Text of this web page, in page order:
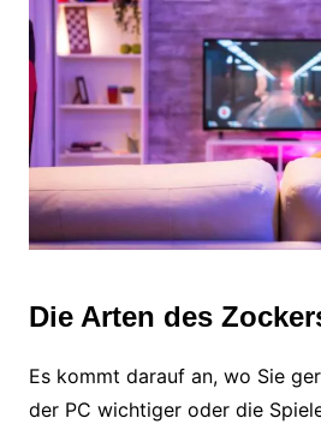
Die Arten des
Es kommt darauf an, wo Sie
der PC wichtiger oder die